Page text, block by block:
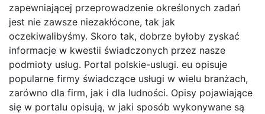
zapewniającej przeprowadzenie określonych zadań
jest nie zawsze niezakłócone, tak jak
oczekiwalibyśmy. Skoro tak, dobrze byłoby zyskać
informacje w kwestii świadczonych przez nasze
podmioty usług. Portal polskie-uslugi. eu opisuje
popularne firmy świadczące usługi w wielu branżach,
zarówno dla firm, jak i dla ludności. Opisy pojawiające
się w portalu opisują, w jaki sposób wykonywane są